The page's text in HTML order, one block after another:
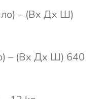
– (Вx Дx Ш)
– (Вx Дx Ш) 640